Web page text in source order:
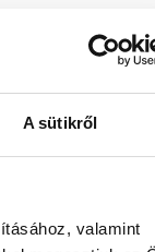
A sütikről
valamint
a
hete, hanem
kétoldalt
csak
venni,
így